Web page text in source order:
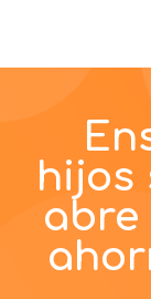
hijos
abre